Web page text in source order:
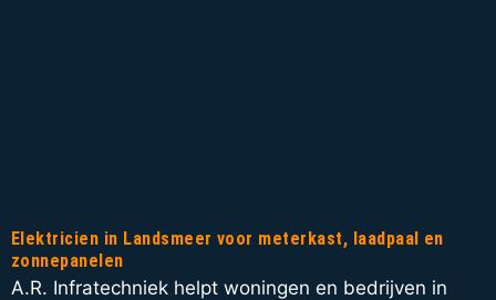
Elektricien in Landsmeer voor meterkast, laadpaal en
zonnepanelen
A.R. Infratechniek helpt woningen en bedrijven in